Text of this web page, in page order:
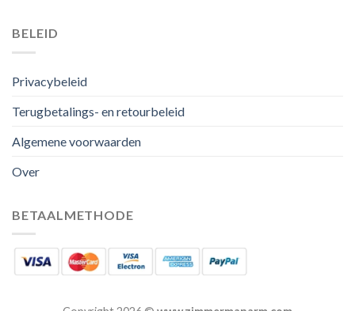
BELEID
Privacybeleid
Terugbetalings- en retourbeleid
Algemene voorwaarden
Over
BETAALMETHODE